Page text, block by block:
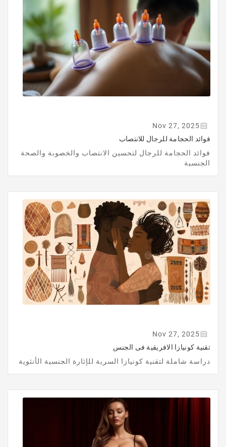
Nov 27, 2025
فوائد الحجامة للرجال للانتصاب
فوائد الحجامة للرجال لتحسين الانتصاب والخصوبة والصحة
الجنسية
Nov 27, 2025
تقنية كونيازا الافريقية فى الجنس
دراسة شاملة لتقنية كونيازا السرية للإثارة الجنسية الأنثوية